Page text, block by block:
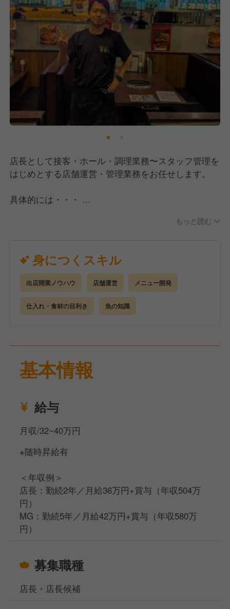
◇★当社での経験を通じて事業会社の社長に★◇
当社ではこれまで12人の社長が誕生しました。
コズミックホールディングスグループでの
店舗経験・マネジメント経験を糧に、
地元に戻って飲食業を展開する人、
飲食業をサポートできる他分野での
事業を志した人など形は様々ですが、
夢を結実させています。
店長として接客・ホール・調理業務〜スタッフ管理を
はじめとする店舗運営・管理業務をお任せします。
具体的には・・・
●食材の品質管理、在庫管理
●販促施策のプランニング、実施
今後も当社では事業の拡大に併せ、社員の
更なる成長のステージを生みだしていきます！
もっと読む
身につくスキル
出店開業ノウハウ 店舗運営 メニュー開発
仕入れ・食材の目利き 魚の知識
基本情報
給与
月収/32~40万円
※随時昇給有
＜年収例＞
店長：勤続2年／月給36万円+賞与（年収504万
円）
MG：勤続5年／月給42万円+賞与（年収580万
円）
募集職種
店長・店長候補